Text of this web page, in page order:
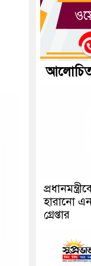
হারানো
গ্রেপ্তার